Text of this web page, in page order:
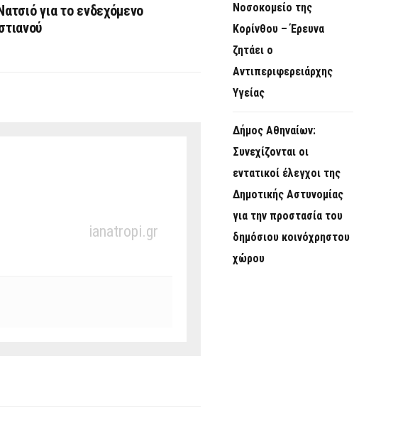
για το ενδεχόμενο
ianatropi.gr
Νοσοκομείο της
Κορίνθου – Έρευνα
ζητάει ο
Αντιπεριφερειάρχης
Υγείας
Δήμος Αθηναίων:
Συνεχίζονται οι
εντατικοί έλεγχοι της
Δημοτικής Αστυνομίας
για την προστασία του
δημόσιου κοινόχρηστου
χώρου